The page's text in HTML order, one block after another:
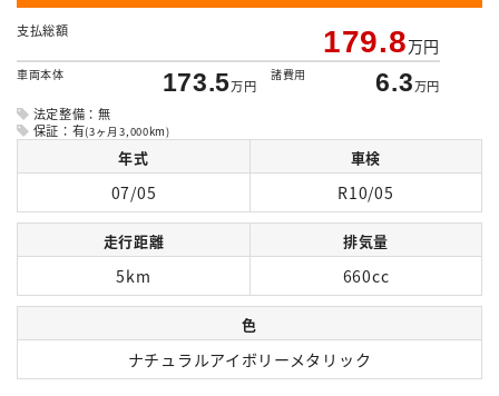
支払総額 179.8万円
車両本体 173.5万円
諸費用 6.3万円
法定整備：無
保証：有(3ヶ月3,000km)
年式 車検
07/05 R10/05
走行距離 排気量
5km 660cc
色
ナチュラルアイボリーメタリック